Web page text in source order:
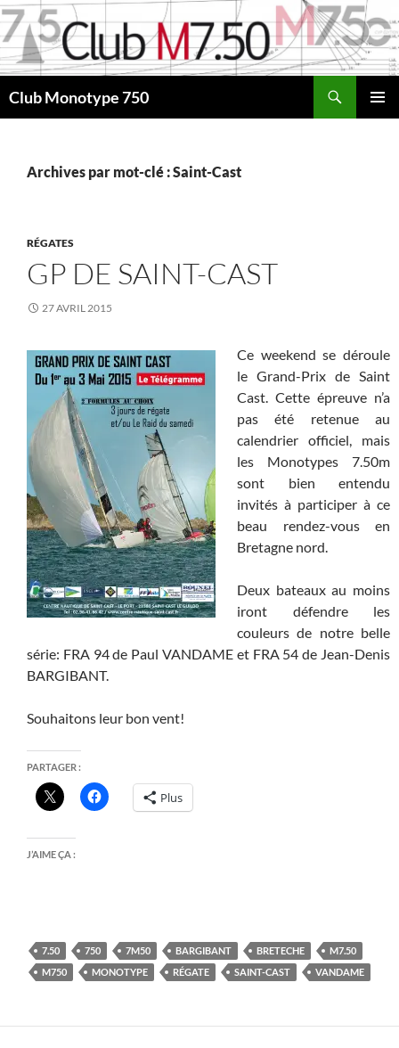
Aller
au
contenu
Club Monotype 750
Archives par mot-clé : Saint-Cast
RÉGATES
GP DE SAINT-CAST
27 AVRIL 2015
Ce weekend se déroule
le Grand-Prix de Saint
Cast. Cette épreuve n’a
pas été retenue au
calendrier officiel, mais
les Monotypes 7.50m
sont bien entendu
invités à participer à ce
beau rendez-vous en
Bretagne nord.
Deux bateaux au moins
iront défendre les
couleurs de notre belle
série: FRA 94 de Paul VANDAME et FRA 54 de Jean-Denis
BARGIBANT.
Souhaitons leur bon vent!
PARTAGER :
Plus
J’AIME ÇA :
7.50 750 7M50 BARGIBANT BRETECHE
M7.50
M750
MONOTYPE RÉGATE SAINT-CAST VANDAME